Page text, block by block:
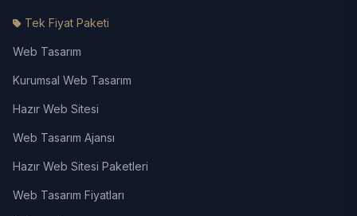
Tek Fiyat Paketi
Web Tasarım
Kurumsal Web Tasarım
Hazır Web Sitesi
Web Tasarım Ajansı
Hazır Web Sitesi Paketleri
Web Tasarım Fiyatları